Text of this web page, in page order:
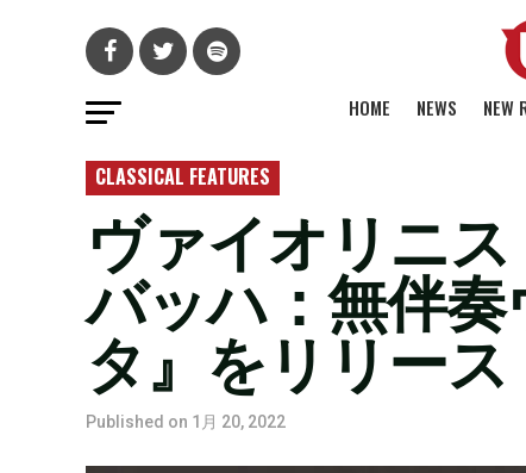
HOME NEWS NEW
CLASSICAL FEATURES
ヴァイオリニ
バッハ：無伴
タ』をリリース
Published on 1月 20, 2022